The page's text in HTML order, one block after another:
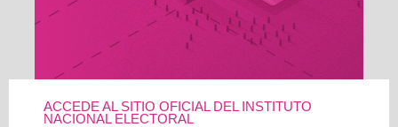
ACCEDE AL SITIO OFICIAL DEL INSTITUTO
NACIONAL ELECTORAL